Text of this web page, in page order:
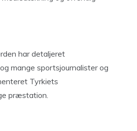
har detaljeret
mange sportsjournalister og
Tyrkiets
præstation.